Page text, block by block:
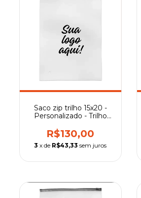
Saco zip trilho 15x20 -
Personalizado - Trilho
R$130,00
3 x de R$43,33 sem juros